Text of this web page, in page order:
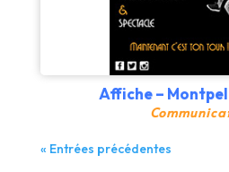
Affiche –
« Entrées précédentes